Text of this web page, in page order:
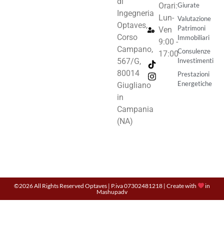
Ingegneria
Optaves,
Corso
Campano,
567/G,
80014
Giugliano
in
Campania
(NA)
Giurate
Valutazione
Patrimoni
Immobiliari
Consulenze
Investimenti
Prestazioni
Energetiche
Orari:
Lun-
Ven
9:00 -
17:00
©2026 All Rights Reserved Optaves | P.iva 07302481218 | Create with
in
Mashupadv